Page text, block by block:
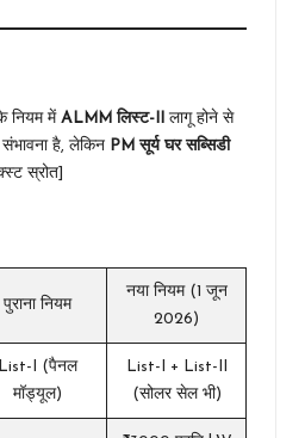
नियम में ALMM लिस्ट-II
लागू होने से
है, लेकिन PM सूर्य घर सब्सिडी
स्रोत]
पुराना नियम
नया नियम (1 जून
2026)
List-I (पैनल
मॉड्यूल)
List-I + List-II
(सोलर सेल भी)